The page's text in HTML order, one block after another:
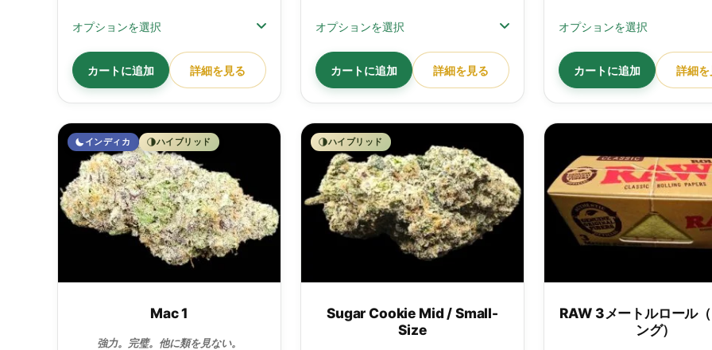
オプションを選択
カートに追加 詳細を見る
オプションを選択
カートに追加 詳細を見る
オプションを選択
カートに追加 詳細を
Mac 1
強力。完璧。他に類を見ない。
インディカ ハイブリッド
Sugar Cookie Mid / Small-
Size
ハイブリッド
RAW 3メートルロール
ング）